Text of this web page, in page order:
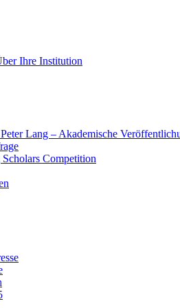
Ihre Institution
Lang – Akademische
Competition